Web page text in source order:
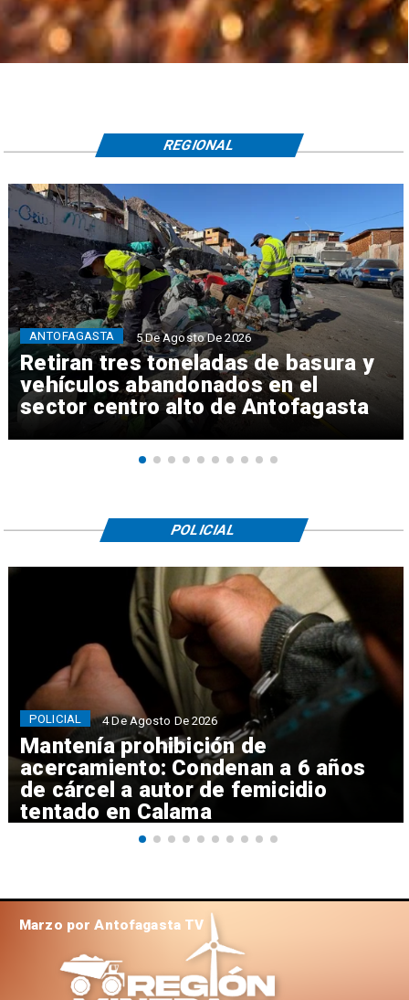
Retiran tres toneladas de basura y
vehículos abandonados en el
sector centro alto de Antofagasta
ANTOFAGASTA 5 De Agosto De 2026
REGIONAL
Mantenía prohibición de
acercamiento: Condenan a 6 años
de cárcel a autor de femicidio
tentado en Calama
POLICIAL 4 De Agosto De 2026
POLICIAL
Marzo por Antofagasta TV